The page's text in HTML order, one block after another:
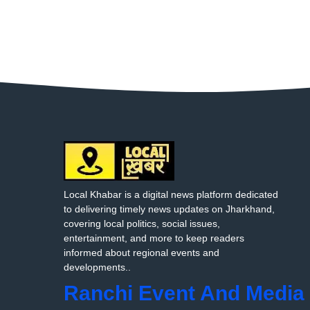
Local Khabar is a digital news platform dedicated
to delivering timely news updates on Jharkhand,
covering local politics, social issues,
entertainment, and more to keep readers
informed about regional events and
developments..
Ranchi Event And Media